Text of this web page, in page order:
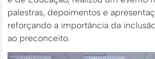
palestras, depoimentos e
reforçando a importância da
ao preconceito.